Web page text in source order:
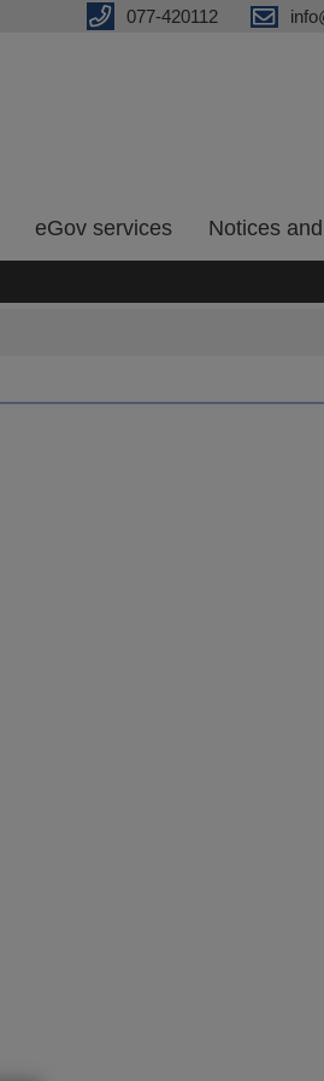
077-420112
eGov services Notices